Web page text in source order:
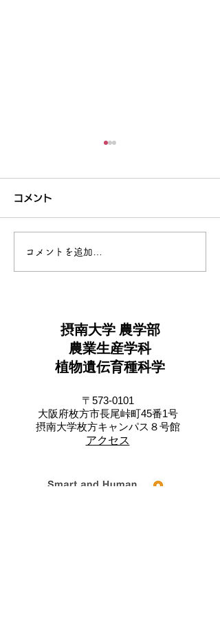
Science誌の2026年1月
selection of MKK3 shaped
seed dormancy and end-use
Micha Bayer, Amanda Box,
Katarzyna
コメント
コメントを追加…
摂南大学 農学部
農業生産学科
植物遺伝育種科学
〒573-0101
大阪府枚方市長尾峠町45番1号
摂南大学枚方キャンパス８号館
アクセス